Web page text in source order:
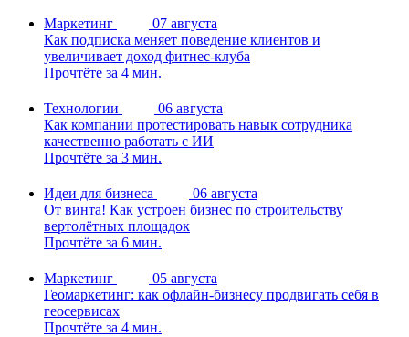
Маркетинг
07 августа
Как подписка меняет поведение клиентов и
увеличивает доход фитнес-клуба
Прочтёте за 4 мин.
Технологии
06 августа
Как компании протестировать навык сотрудника
качественно работать с ИИ
Прочтёте за 3 мин.
Идеи для бизнеса
06 августа
От винта! Как устроен бизнес по строительству
вертолётных площадок
Прочтёте за 6 мин.
Маркетинг
05 августа
Геомаркетинг: как офлайн-бизнесу продвигать себя в
геосервисах
Прочтёте за 4 мин.